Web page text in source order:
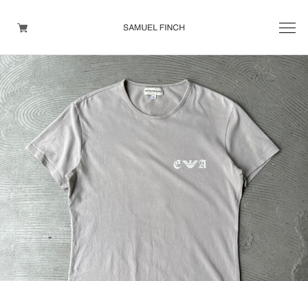
Men's
Maison Martin Margiela
Helmut Lang
Yohji Yamamoto
Other brands
TOPS